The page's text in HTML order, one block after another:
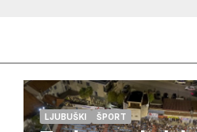
LJUBUŠKI ŠPORT